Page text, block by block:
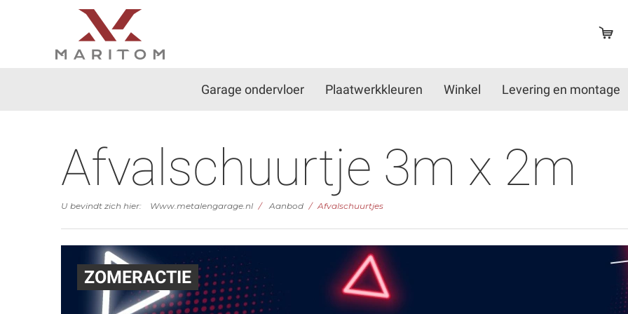
Garage ondervloer Plaatwerkkleuren Winkel Levering en montage
Afvalschuurtje 3m x 2m
U bevindt zich hier: Www.metalengarage.nl Aanbod Afvalschuurtjes
ZOMERACTIE